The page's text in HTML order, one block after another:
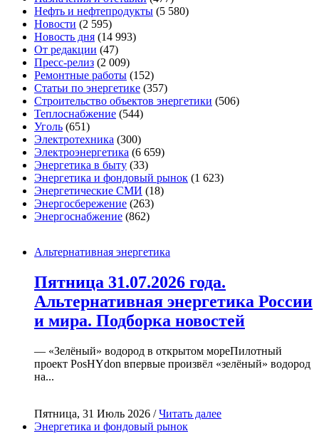
Нефть и нефтепродукты (5 580)
Новости (2 595)
Новость дня (14 993)
От редакции (47)
Пресс-релиз (2 009)
Ремонтные работы (152)
Статьи по энергетике (357)
Строительство объектов энергетики (506)
Теплоснабжение (544)
Уголь (651)
Электротехника (300)
Электроэнергетика (6 659)
Энергетика в быту (33)
Энергетика и фондовый рынок (1 623)
Энергетические СМИ (18)
Энергосбережение (263)
Энергоснабжение (862)
Альтернативная энергетика
Пятница 31.07.2026 года.
Альтернативная энергетика России
и мира. Подборка новостей
— «Зелёный» водород в открытом мореПилотный
проект PosHYdon впервые произвёл «зелёный» водород
на...
Пятница, 31 Июль 2026 /Читать далее
Энергетика и фондовый рынок